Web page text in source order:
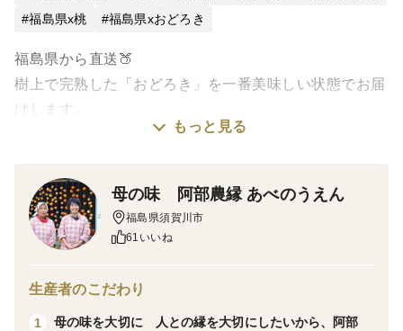
福島県x桃
福島県xおどろき
福島県から直送🍑
樹上で完熟した「おどろき」を一番美味しい状態でお届
けします。
育成。
もぎたてならではの食感と風味をお楽しみください✨
徴。
もっと見る
母の味 阿部農縁 あべのうえん
福島県須賀川市
61いいね
生産者のこだわり
1
母の味を大切に 人との縁を大切にしたいから、阿部